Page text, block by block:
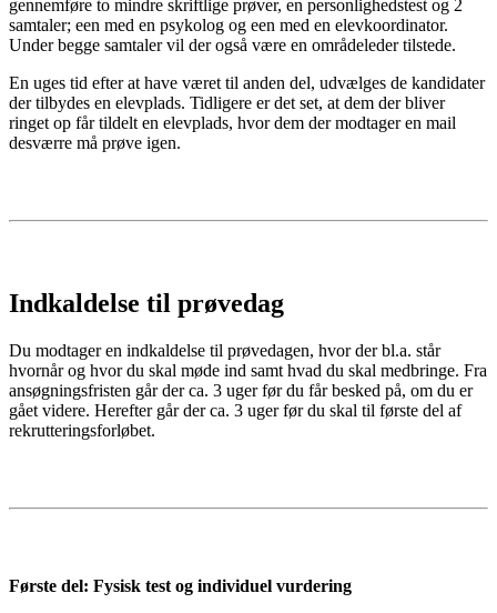
gennemføre to mindre skriftlige prøver, en personlighedstest og 2
samtaler; een med en psykolog og een med en elevkoordinator.
Under begge samtaler vil der også være en områdeleder tilstede.
En uges tid efter at have været til anden del, udvælges de kandidater
der tilbydes en elevplads. Tidligere er det set, at dem der bliver
ringet op får tildelt en elevplads, hvor dem der modtager en mail
desværre må prøve igen.
Indkaldelse til prøvedag
Du modtager en indkaldelse til prøvedagen, hvor der bl.a. står
hvornår og hvor du skal møde ind samt hvad du skal medbringe. Fra
ansøgningsfristen går der ca. 3 uger før du får besked på, om du er
gået videre. Herefter går der ca. 3 uger før du skal til første del af
rekrutteringsforløbet.
Første del: Fysisk test og individuel vurdering